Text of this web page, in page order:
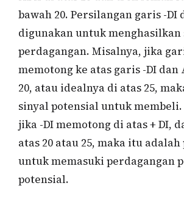
bawah 20. Persilangan garis -DI
digunakan untuk menghasilkan
perdagangan. Misalnya, jika
memotong ke atas garis -DI dan
20, atau idealnya di atas 25,
sinyal potensial untuk
jika -DI memotong di atas + DI,
atas 20 atau 25, maka itu
untuk memasuki perdagangan
potensial.